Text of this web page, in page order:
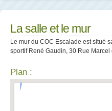
La salle et le mur
Le mur du COC Escalade est situé
sportif René Gaudin, 30 Rue
Plan :